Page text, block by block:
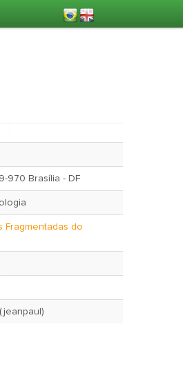
970 Brasília - DF
Fragmentadas do
Aug. 4, 2004 pelo usuário Jean Paul Metzger (jeanpaul)